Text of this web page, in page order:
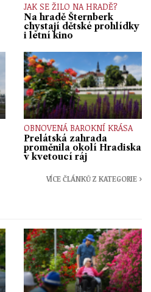
JAK SE ŽILO NA HRADĚ?
Na hradě Šternberk
chystají dětské prohlídky
i letní kino
OBNOVENÁ BAROKNÍ KRÁSA
Prelátská zahrada
proměnila okolí Hradiska
v kvetoucí ráj
VÍCE ČLÁNKŮ Z KATEGORIE ›